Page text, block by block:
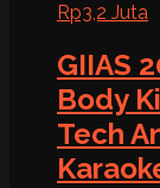
GIIAS
Body
Tech